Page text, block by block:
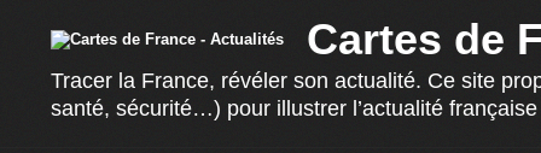
Cartes de
Tracer la France, révéler son actualité. Ce site
santé, sécurité…) pour illustrer l’actualité